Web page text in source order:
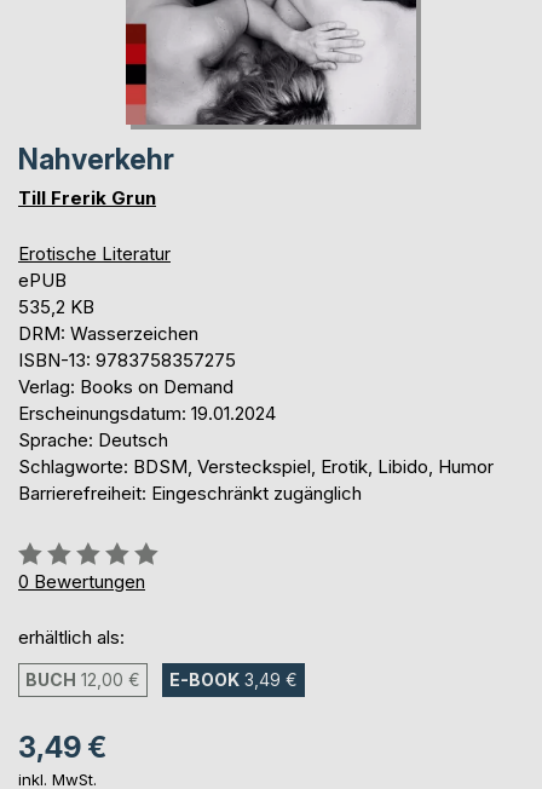
Nahverkehr
Till Frerik Grun
Erotische Literatur
ePUB
535,2 KB
DRM: Wasserzeichen
ISBN-13: 9783758357275
Verlag: Books on Demand
Erscheinungsdatum: 19.01.2024
Sprache: Deutsch
Schlagworte: BDSM, Versteckspiel, Erotik, Libido, Humor
Barrierefreiheit: Eingeschränkt zugänglich
Bewertung::
0%
0 Bewertungen
erhältlich als:
BUCH 12,00 € E-BOOK 3,49 €
3,49 €
inkl. MwSt.